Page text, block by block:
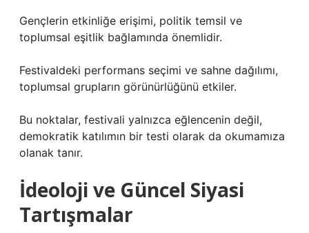
Gençlerin etkinliğe erişimi, politik temsil ve
toplumsal eşitlik bağlamında önemlidir.
Festivaldeki performans seçimi ve sahne dağılımı,
toplumsal grupların görünürlüğünü etkiler.
Bu noktalar, festivali yalnızca eğlencenin değil,
demokratik katılımın bir testi olarak da okumamıza
olanak tanır.
İdeoloji ve Güncel Siyasi
Tartışmalar